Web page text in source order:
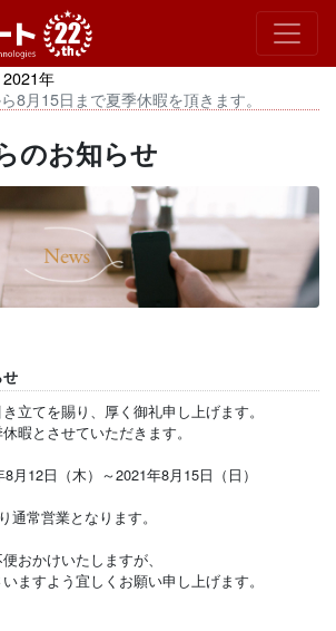
2021年
8月15日まで夏季休暇を頂きます。
のお知らせ
せ
立てを賜り、厚く御礼申し上げます。
暇とさせていただきます。
月12日（木）～2021年8月15日（日）
通常営業となります。
おかけいたしますが、
ますよう宜しくお願い申し上げます。